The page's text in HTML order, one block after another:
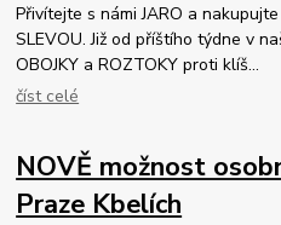
Přivítejte s námi JARO a
SLEVOU. Již od příštího týdne v
OBOJKY a ROZTOKY proti klíš...
číst celé
NOVĚ možnost
Praze Kbelích